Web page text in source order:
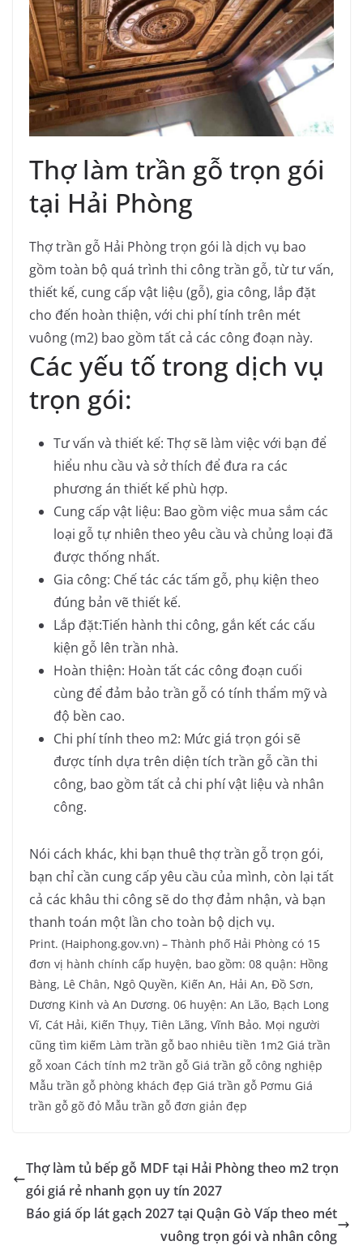
Thợ làm trần gỗ trọn gói
tại Hải Phòng
Thợ trần gỗ Hải Phòng trọn gói là dịch vụ bao
gồm toàn bộ quá trình thi công trần gỗ, từ tư vấn,
thiết kế, cung cấp vật liệu (gỗ), gia công, lắp đặt
cho đến hoàn thiện, với chi phí tính trên mét
vuông (m2) bao gồm tất cả các công đoạn này.
Các yếu tố trong dịch vụ
trọn gói:
Tư vấn và thiết kế: Thợ sẽ làm việc với bạn để
hiểu nhu cầu và sở thích để đưa ra các
phương án thiết kế phù hợp.
Cung cấp vật liệu: Bao gồm việc mua sắm các
loại gỗ tự nhiên theo yêu cầu và chủng loại đã
được thống nhất.
Gia công: Chế tác các tấm gỗ, phụ kiện theo
đúng bản vẽ thiết kế.
Lắp đặt:Tiến hành thi công, gắn kết các cấu
kiện gỗ lên trần nhà.
Hoàn thiện: Hoàn tất các công đoạn cuối
cùng để đảm bảo trần gỗ có tính thẩm mỹ và
độ bền cao.
Chi phí tính theo m2: Mức giá trọn gói sẽ
được tính dựa trên diện tích trần gỗ cần thi
công, bao gồm tất cả chi phí vật liệu và nhân
công.
Nói cách khác, khi bạn thuê thợ trần gỗ trọn gói,
bạn chỉ cần cung cấp yêu cầu của mình, còn lại tất
cả các khâu thi công sẽ do thợ đảm nhận, và bạn
thanh toán một lần cho toàn bộ dịch vụ.
Print. (Haiphong.gov.vn) – Thành phố Hải Phòng có 15
đơn vị hành chính cấp huyện, bao gồm: 08 quận: Hồng
Bàng, Lê Chân, Ngô Quyền, Kiến An, Hải An, Đồ Sơn,
Dương Kinh và An Dương. 06 huyện: An Lão, Bạch Long
Vĩ, Cát Hải, Kiến Thụy, Tiên Lãng, Vĩnh Bảo. Mọi người
cũng tìm kiếm Làm trần gỗ bao nhiêu tiền 1m2 Giá trần
gỗ xoan Cách tính m2 trần gỗ Giá trần gỗ công nghiệp
Mẫu trần gỗ phòng khách đẹp Giá trần gỗ Pơmu Giá
trần gỗ gõ đỏ Mẫu trần gỗ đơn giản đẹp
Thợ làm tủ bếp gỗ MDF tại Hải Phòng theo m2 trọn
gói giá rẻ nhanh gọn uy tín 2027
Báo giá ốp lát gạch 2027 tại Quận Gò Vấp theo mét
vuông trọn gói và nhân công